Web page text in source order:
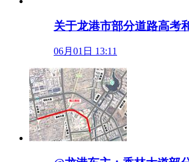
关于龙港市部分道路高考
06月01日 13:11